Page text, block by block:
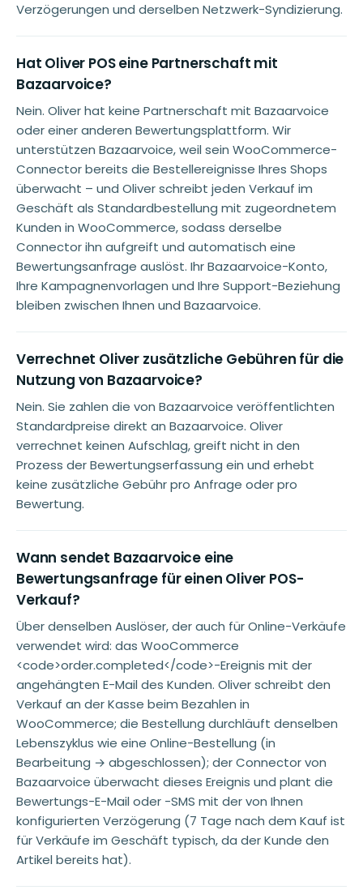
Verzögerungen und derselben Netzwerk-Syndizierung.
Hat Oliver POS eine Partnerschaft mit
Bazaarvoice?
Nein. Oliver hat keine Partnerschaft mit Bazaarvoice
oder einer anderen Bewertungsplattform. Wir
unterstützen Bazaarvoice, weil sein WooCommerce-
Connector bereits die Bestellereignisse Ihres Shops
überwacht – und Oliver schreibt jeden Verkauf im
Geschäft als Standardbestellung mit zugeordnetem
Kunden in WooCommerce, sodass derselbe
Connector ihn aufgreift und automatisch eine
Bewertungsanfrage auslöst. Ihr Bazaarvoice-Konto,
Ihre Kampagnenvorlagen und Ihre Support-Beziehung
bleiben zwischen Ihnen und Bazaarvoice.
Verrechnet Oliver zusätzliche Gebühren für die
Nutzung von Bazaarvoice?
Nein. Sie zahlen die von Bazaarvoice veröffentlichten
Standardpreise direkt an Bazaarvoice. Oliver
verrechnet keinen Aufschlag, greift nicht in den
Prozess der Bewertungserfassung ein und erhebt
keine zusätzliche Gebühr pro Anfrage oder pro
Bewertung.
Wann sendet Bazaarvoice eine
Bewertungsanfrage für einen Oliver POS-
Verkauf?
Über denselben Auslöser, der auch für Online-Verkäufe
verwendet wird: das WooCommerce
<code>order.completed</code>-Ereignis mit der
angehängten E-Mail des Kunden. Oliver schreibt den
Verkauf an der Kasse beim Bezahlen in
WooCommerce; die Bestellung durchläuft denselben
Lebenszyklus wie eine Online-Bestellung (in
Bearbeitung → abgeschlossen); der Connector von
Bazaarvoice überwacht dieses Ereignis und plant die
Bewertungs-E-Mail oder -SMS mit der von Ihnen
konfigurierten Verzögerung (7 Tage nach dem Kauf ist
für Verkäufe im Geschäft typisch, da der Kunde den
Artikel bereits hat).